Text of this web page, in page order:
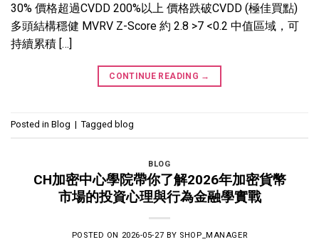
30% 價格超過CVDD 200%以上 價格跌破CVDD (極佳買點)
多頭結構穩健 MVRV Z-Score 約 2.8 >7 <0.2 中值區域，可
持續累積 […]
CONTINUE READING →
Posted in Blog | Tagged blog
BLOG
CH加密中心學院帶你了解2026年加密貨幣
市場的投資心理與行為金融學實戰
POSTED ON 2026-05-27 BY SHOP_MANAGER